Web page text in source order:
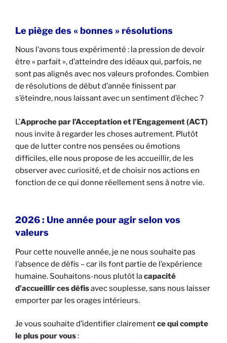
Le piège des « bonnes » résolutions
Nous l’avons tous expérimenté : la pression de devoir
être « parfait »,d’atteindre des idéaux qui, parfois, ne
sont pas alignés avec nos valeurs profondes. Combien
de résolutions de début d’année finissent par
s’éteindre, nous laissant avec un sentiment d’échec ?
L’Approche par l’Acceptation et l’Engagement (ACT)
nous invite à regarder les choses autrement. Plutôt
que de lutter contre nos pensées ou émotions
difficiles,elle nous propose de les accueillir,de les
observer avec curiosité,et de choisir nos actions en
fonction de ce qui donne réellement sens à notre vie.
2026 : Une année pour agir selon vos
valeurs
Pour cette nouvelle année, je ne nous souhaite pas
l’absence de défis – car ils font partie de l’expérience
humaine.Souhaitons-nous plutôt lacapacité
d’accueillir ces défisavec souplesse,sans nous laisser
emporter par les orages intérieurs.
Je vous souhaite d’identifier clairementce qui compte
le plus pour vous: